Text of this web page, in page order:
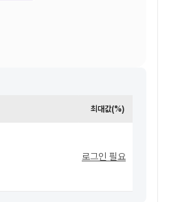
최대값(%)
로그인 필요